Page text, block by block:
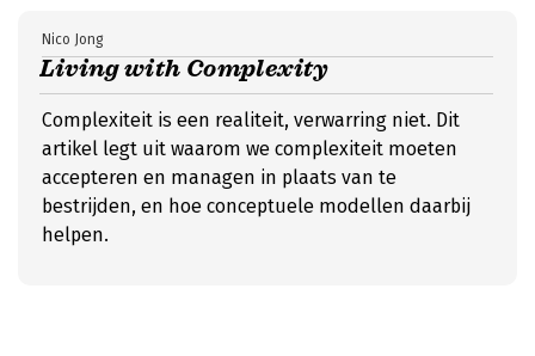
Living with Complexity
Nico Jong
Complexiteit is een realiteit, verwarring niet. Dit
artikel legt uit waarom we complexiteit moeten
accepteren en managen in plaats van te
bestrijden, en hoe conceptuele modellen daarbij
helpen.